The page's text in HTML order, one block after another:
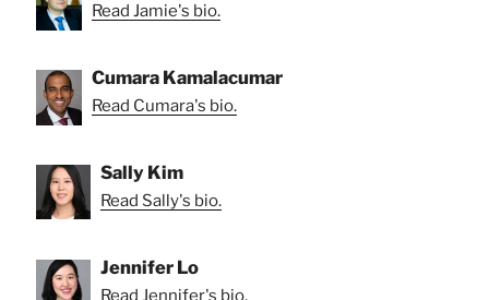
Read Jamie's bio.
Cumara Kamalacumar
Read Cumara's bio.
Sally Kim
Read Sally's bio.
Jennifer Lo
Read Jennifer's bio.